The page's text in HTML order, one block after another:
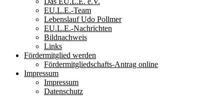
EU.L.E.-Team
Lebenslauf Udo Pollmer
EU.L.E.-Nachrichten
Bildnachweis
Links
Fördermitglied werden
Fördermitgliedschafts-Antrag online
Impressum
Impressum
Datenschutz